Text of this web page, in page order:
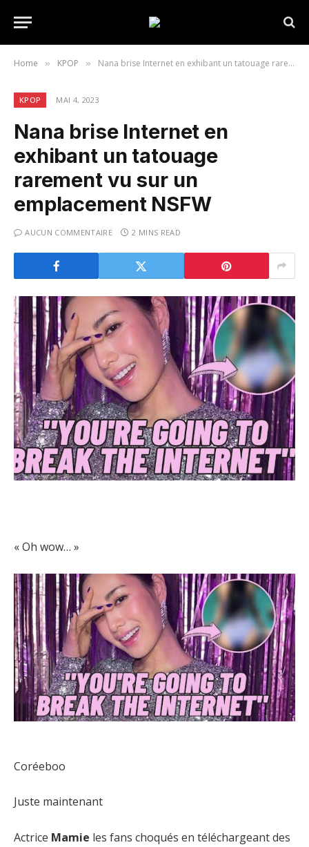
Home » KPOP » Nana brise Internet en exhibant un tatouage rarement vu sur un emplacement NSFW
KPOP MAI 4, 2023
Nana brise Internet en
exhibant un tatouage
rarement vu sur un
emplacement NSFW
AUCUN COMMENTAIRE 2 MINS READ
« Oh wow… »
Coréeboo
Juste maintenant
Actrice Mamie les fans choqués en téléchargeant des